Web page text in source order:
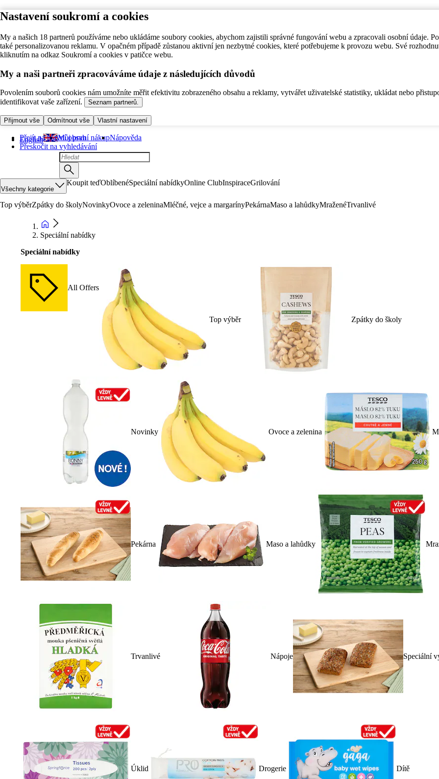
Nastavení soukromí a cookies
My a našich 18 partnerů používáme nebo ukládáme soubory cookies, abychom zajistili správné fungování webu a zpracovali osobní údaje.
také personalizovanou reklamu. V opačném případě zůstanou aktivní jen nezbytné cookies, které potřebujeme k provozu webu. Své
kliknutím na odkaz Soukromí a cookies v patičce webu.
My a naši partneři zpracováváme údaje z následujících důvodů
Povolením souborů cookies nám umožníte měřit efektivitu zobrazeného obsahu a reklamy, vytvářet uživatelské statistiky, ukládat nebo
identifikovat vaše zařízení.
Seznam partnerů.
Přijmout vše Odmítnout vše Vlastní nastavení
Přejít na hlavní obsah
Přeskočit na vyhledávání
English Můj první nákupNápověda
Všechny kategorie
Koupit teďOblíbenéSpeciální nabídkyOnline ClubInspiraceGrilování
Top výběrZpátky do školyNovinkyOvoce a zeleninaMléčné, vejce a margarínyPekárnaMaso a lahůdkyMraženéTrvanlivé
Speciální nabídky
Speciální nabídky
All Offers
Top výběr Zpátky do školy
Novinky Ovoce a zelenina
Pekárna Maso a lahůdky
Trvanlivé Nápoje Speciální
Úklid Drogerie Dítě